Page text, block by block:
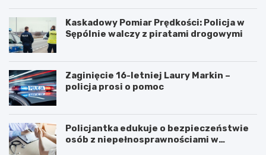
Kaskadowy Pomiar Prędkości: Policja w
Sępólnie walczy z piratami drogowymi
Zaginięcie 16-letniej Laury Markin –
policja prosi o pomoc
Policjantka edukuje o bezpieczeństwie
osób z niepełnosprawnościami w